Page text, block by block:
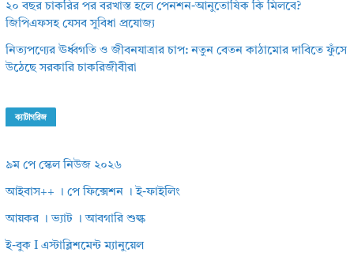
২০ বছর চাকরির পর বরখাস্ত হলে পেনশন-আনুতোষিক কি মিলবে?
জিপিএফসহ যেসব সুবিধা প্রযোজ্য
নিত্যপণ্যের ঊর্ধ্বগতি ও জীবনযাত্রার চাপ: নতুন বেতন কাঠামোর দাবিতে ফুঁসে
উঠেছে সরকারি চাকরিজীবীরা
ক্যাটাগরিজ
৯ম পে স্কেল নিউজ ২০২৬
আইবাস++ । পে ফিক্সেশন । ই-ফাইলিং
আয়কর । ভ্যাট । আবগারি শুল্ক
ই-বুক I এস্টাব্লিশমেন্ট ম্যানুয়েল